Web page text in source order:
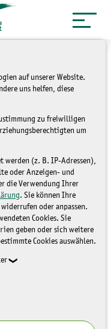
auf unserer Website.
uns helfen, diese
zu freiwilligen
um
werden (z. B. IP-Adressen),
oder Anzeigen- und
die Verwendung Ihrer
. Sie können Ihre
oder anpassen.
Cookies. Sie
geben oder sich weitere
Cookies auswählen.